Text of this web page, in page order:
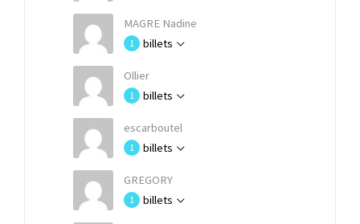
MAGRE Nadine
1 billets
Ollier
1 billets
escarboutel
1 billets
GREGORY
1 billets